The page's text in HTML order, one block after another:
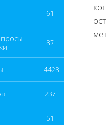
61
87
4428
237
51